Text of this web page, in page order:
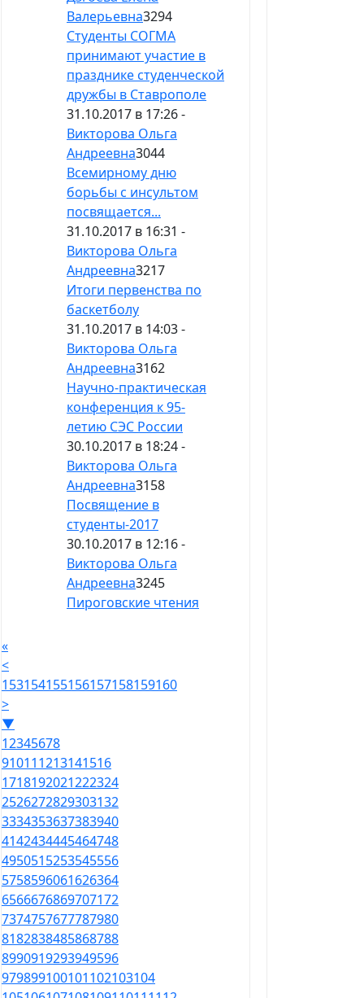
Валерьевна3294
Студенты СОГМА
принимают участие в
празднике студенческой
дружбы в Ставрополе
31.10.2017 в 17:26 -
Викторова Ольга
Андреевна3044
Всемирному дню
борьбы с инсультом
посвящается...
31.10.2017 в 16:31 -
Викторова Ольга
Андреевна3217
Итоги первенства по
баскетболу
31.10.2017 в 14:03 -
Викторова Ольга
Андреевна3162
Научно-практическая
конференция к 95-
летию СЭС России
30.10.2017 в 18:24 -
Викторова Ольга
Андреевна3158
Посвящение в
студенты-2017
30.10.2017 в 12:16 -
Викторова Ольга
Андреевна3245
Пироговские чтения
«
<
153154155156157158159160
>
▼
12345678
910111213141516
1718192021222324
2526272829303132
3334353637383940
4142434445464748
4950515253545556
5758596061626364
6566676869707172
7374757677787980
8182838485868788
8990919293949596
979899100101102103104